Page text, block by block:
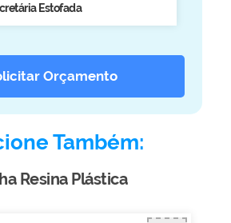
Estofada
Orçamento
Também:
Resina Plástica